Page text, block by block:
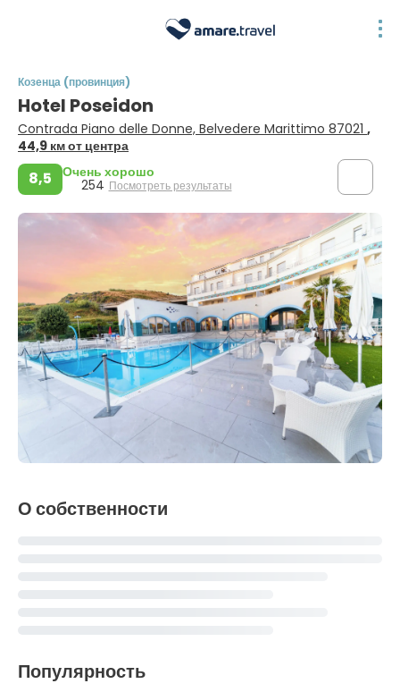
Козенца (провинция)
Hotel Poseidon
Contrada Piano delle Donne, Belvedere Marittimo 87021 ,
44,9 км от центра
8,5 Очень хорошо
254 Посмотреть результаты
О собственности
Популярность